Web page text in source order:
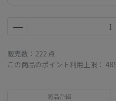
販売数：222 点
この商品のポイント利用上限：
商品介紹